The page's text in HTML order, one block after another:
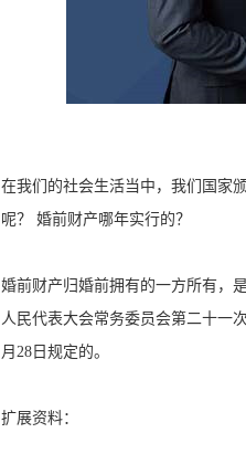
在我们的社会生活当中，我们国家
呢？ 婚前财产哪年实行的？
婚前财产归婚前拥有的一方所有，
人民代表大会常务委员会第二十一
月28日规定的。
扩展资料：